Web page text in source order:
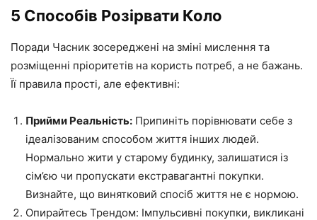
5 Способів Розірвати Коло
Поради Часник зосереджені на зміні мислення та
розміщенні пріоритетів на користь потреб, а не бажань.
Її правила прості, але ефективні:
Прийми Реальність: Припиніть порівнювати себе з
ідеалізованим способом життя інших людей.
Нормально жити у старому будинку, залишатися із
сім’єю чи пропускати екстравагантні покупки.
Визнайте, що винятковий спосіб життя не є нормою.
Опирайтесь Трендом: Імпульсивні покупки, викликані